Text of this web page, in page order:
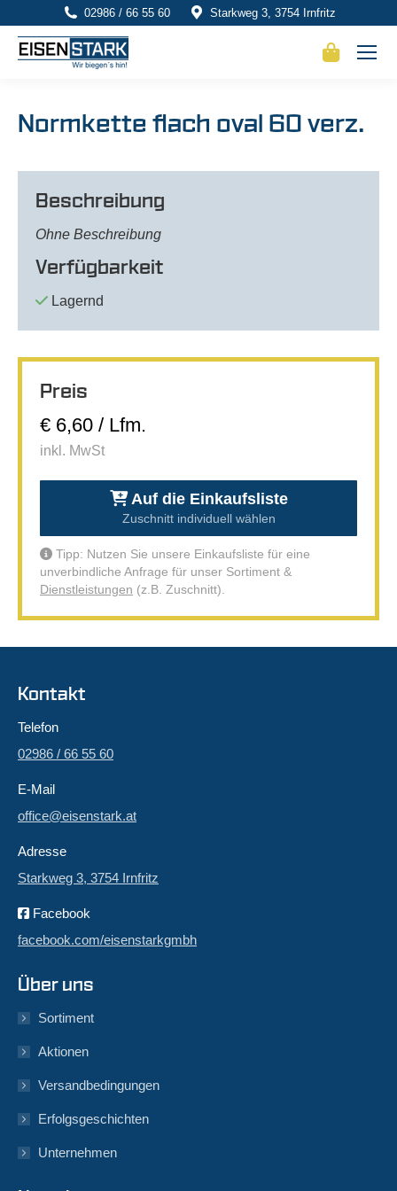
02986 / 66 55 60 Starkweg 3, 3754 Irnfritz
Normkette flach oval 60 verz.
Beschreibung
Ohne Beschreibung
Verfügbarkeit
Lagernd
Preis
€ 6,60 / Lfm.
inkl. MwSt
Auf die Einkaufsliste
Zuschnitt individuell wählen
Tipp: Nutzen Sie unsere Einkaufsliste für eine
unverbindliche Anfrage für unser Sortiment &
Dienstleistungen (z.B. Zuschnitt).
Kontakt
Telefon
02986 / 66 55 60
E-Mail
office@eisenstark.at
Adresse
Starkweg 3, 3754 Irnfritz
Facebook
facebook.com/eisenstarkgmbh
Über uns
Sortiment
Aktionen
Versandbedingungen
Erfolgsgeschichten
Unternehmen